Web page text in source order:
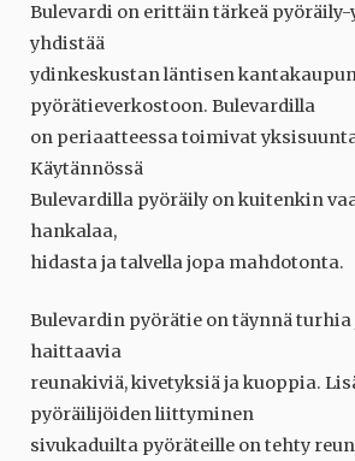
Bulevardi on erittäin tärkeä pyöräily-
yhdistää
ydinkeskustan läntisen
pyörätieverkostoon. Bulevardilla
on periaatteessa toimivat
Käytännössä
Bulevardilla pyöräily on kuitenkin
hankalaa,
hidasta ja talvella jopa mahdotonta.
Bulevardin pyörätie on täynnä turhia
haittaavia
reunakiviä, kivetyksiä ja kuoppia.
pyöräilijöiden liittyminen
sivukaduilta pyöräteille on tehty